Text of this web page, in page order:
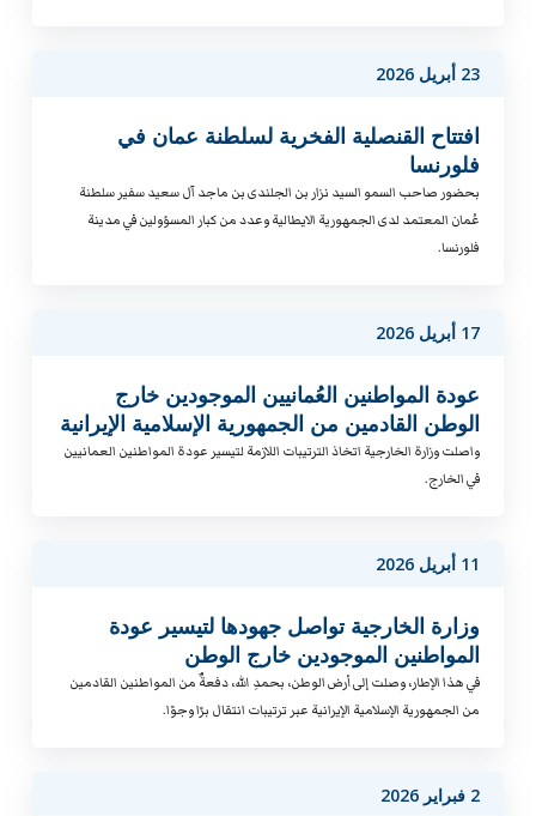
23 أبريل 2026
افتتاح القنصلية الفخرية لسلطنة عمان في
فلورنسا
بحضور صاحب السمو السيد نزار بن الجلندى بن ماجد آل سعيد سفير سلطنة
عُمان المعتمد لدى الجمهورية الايطالية وعدد من كبار المسؤولين في مدينة
فلورنسا.
17 أبريل 2026
عودة المواطنين العُمانيين الموجودين خارج
الوطن القادمين من الجمهورية الإسلامية الإيرانية
واصلت وزارة الخارجية اتخاذ الترتيبات اللازمة لتيسير عودة المواطنين العمانيين
في الخارج.
11 أبريل 2026
وزارة الخارجية تواصل جهودها لتيسير عودة
المواطنين الموجودين خارج الوطن
في هذا الإطار، وصلت إلى أرض الوطن، بحمدِ الله، دفعةٌ من المواطنين القادمين
من الجمهورية الإسلامية الإيرانية عبر ترتيبات انتقال برًا وجوًا.
2 فبراير 2026